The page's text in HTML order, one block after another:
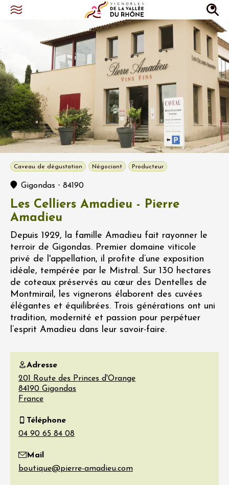
Caveau de dégustation Négociant Producteur
Gigondas - 84190
Les Celliers Amadieu - Pierre
Amadieu
Depuis 1929, la famille Amadieu fait rayonner le
terroir de Gigondas. Premier domaine viticole
privé de l'appellation, il profite d’une exposition
idéale, tempérée par le Mistral. Sur 130 hectares
de coteaux préservés au cœur des Dentelles de
Montmirail, les vignerons élaborent des cuvées
élégantes et équilibrées. Trois générations ont uni
tradition, modernité et passion pour perpétuer
l’esprit Amadieu dans leur savoir-faire.
Adresse
201 Route des Princes d'Orange
84190 Gigondas
France
Téléphone
Mail